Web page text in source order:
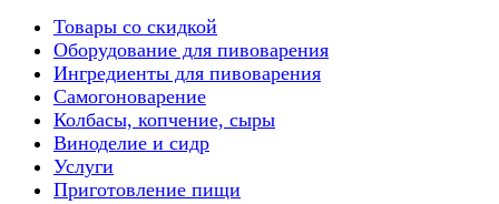
Товары со скидкой
Оборудование для пивоварения
Ингредиенты для пивоварения
Самогоноварение
Колбасы, копчение, сыры
Виноделие и сидр
Услуги
Приготовление пищи